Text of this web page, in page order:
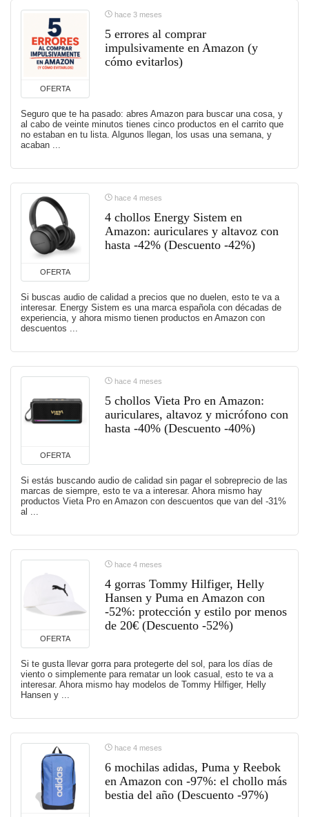
OFERTA
hace 3 meses
5 errores al comprar
impulsivamente en Amazon (y
cómo evitarlos)
Seguro que te ha pasado: abres Amazon para buscar una cosa, y
al cabo de veinte minutos tienes cinco productos en el carrito que
no estaban en tu lista. Algunos llegan, los usas una semana, y
acaban ...
OFERTA
hace 4 meses
4 chollos Energy Sistem en
Amazon: auriculares y altavoz con
hasta -42% (Descuento -42%)
Si buscas audio de calidad a precios que no duelen, esto te va a
interesar. Energy Sistem es una marca española con décadas de
experiencia, y ahora mismo tienen productos en Amazon con
descuentos ...
OFERTA
hace 4 meses
5 chollos Vieta Pro en Amazon:
auriculares, altavoz y micrófono con
hasta -40% (Descuento -40%)
Si estás buscando audio de calidad sin pagar el sobreprecio de las
marcas de siempre, esto te va a interesar. Ahora mismo hay
productos Vieta Pro en Amazon con descuentos que van del -31%
al ...
OFERTA
hace 4 meses
4 gorras Tommy Hilfiger, Helly
Hansen y Puma en Amazon con
-52%: protección y estilo por menos
de 20€ (Descuento -52%)
Si te gusta llevar gorra para protegerte del sol, para los días de
viento o simplemente para rematar un look casual, esto te va a
interesar. Ahora mismo hay modelos de Tommy Hilfiger, Helly
Hansen y ...
hace 4 meses
6 mochilas adidas, Puma y Reebok
en Amazon con -97%: el chollo más
bestia del año (Descuento -97%)